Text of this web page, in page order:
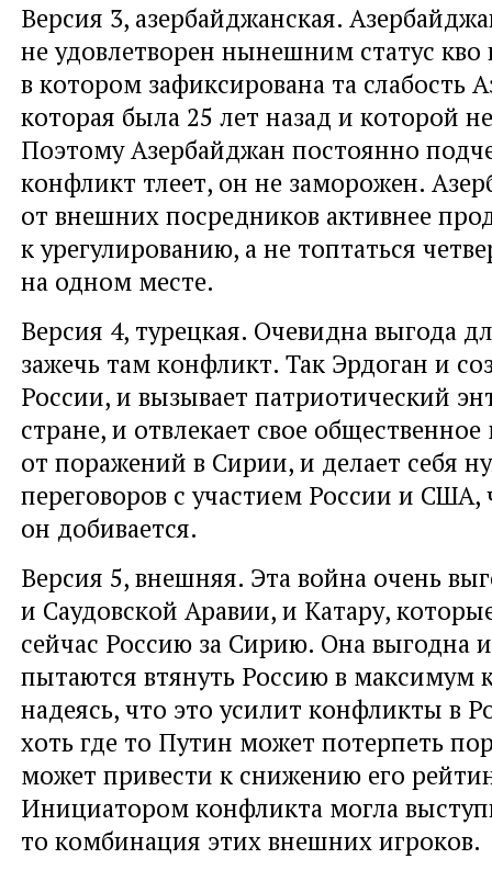
Версия 3, азербайджанская.
не удовлетворен нынешним статус кво
в котором зафиксирована та слабость
которая была 25 лет назад и которой
Поэтому Азербайджан постоянно
конфликт тлеет, он не заморожен.
от внешних посредников активнее
к урегулированию, а не топтаться
на одном месте.
Версия 4, турецкая. Очевидна выгода
зажечь там конфликт. Так Эрдоган и
России, и вызывает патриотический
стране, и отвлекает свое
от поражений в Сирии, и делает себя
переговоров с участием России и США,
он добивается.
Версия 5, внешняя. Эта война очень
и Саудовской Аравии, и Катару,
сейчас Россию за Сирию. Она выгодна
пытаются втянуть Россию в максимум
надеясь, что это усилит конфликты в
хоть где то Путин может потерпеть
может привести к снижению его
Инициатором конфликта могла
то комбинация этих внешних игроков.